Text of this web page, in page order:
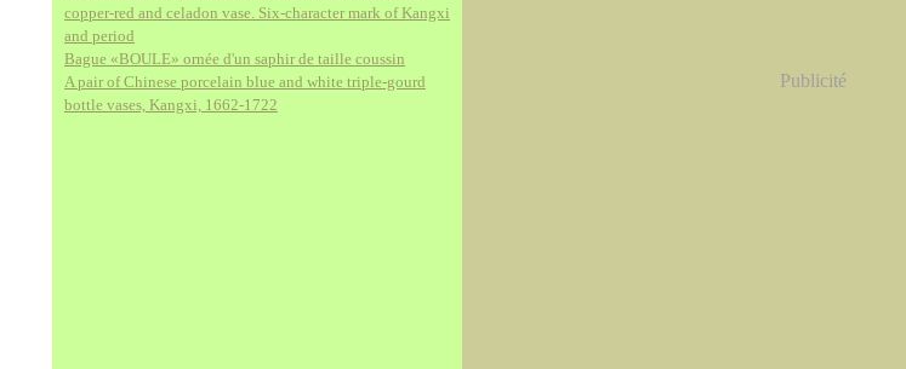
copper-red and celadon vase. Six-character mark of Kangxi
and period
Bague «BOULE» ornée d'un saphir de taille coussin
A pair of Chinese porcelain blue and white triple-gourd
bottle vases, Kangxi, 1662-1722
Publicité